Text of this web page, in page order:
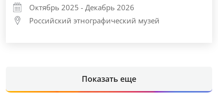
Октябрь 2025 - Декабрь 2026
Российский этнографический музей
Показать еще